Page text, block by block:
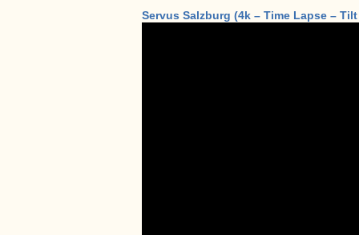
Servus Salzburg (4k – Time Lapse –